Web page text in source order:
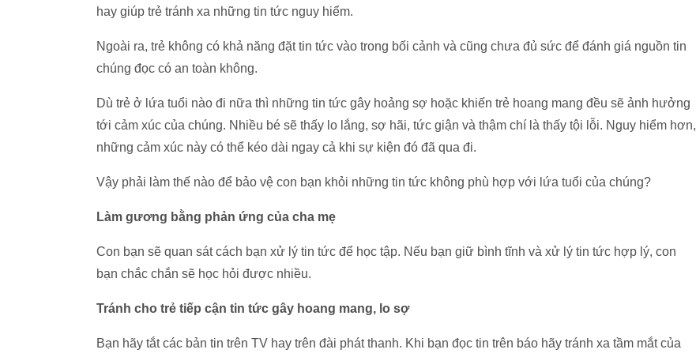
hay giúp trẻ tránh xa những tin tức nguy hiểm.
Ngoài ra, trẻ không có khả năng đặt tin tức vào trong bối cảnh và cũng chưa đủ sức để đánh giá nguồn tin
chúng đọc có an toàn không.
Dù trẻ ở lứa tuổi nào đi nữa thì những tin tức gây hoảng sợ hoặc khiến trẻ hoang mang đều sẽ ảnh hưởng
tới cảm xúc của chúng. Nhiều bé sẽ thấy lo lắng, sợ hãi, tức giận và thậm chí là thấy tội lỗi. Nguy hiểm hơn,
những cảm xúc này có thể kéo dài ngay cả khi sự kiện đó đã qua đi.
Vậy phải làm thế nào để bảo vệ con bạn khỏi những tin tức không phù hợp với lứa tuổi của chúng?
Làm gương bằng phản ứng của cha mẹ
Con bạn sẽ quan sát cách bạn xử lý tin tức để học tập. Nếu bạn giữ bình tĩnh và xử lý tin tức hợp lý, con
bạn chắc chắn sẽ học hỏi được nhiều.
Tránh cho trẻ tiếp cận tin tức gây hoang mang, lo sợ
Bạn hãy tắt các bản tin trên TV hay trên đài phát thanh. Khi bạn đọc tin trên báo hãy tránh xa tầm mắt của